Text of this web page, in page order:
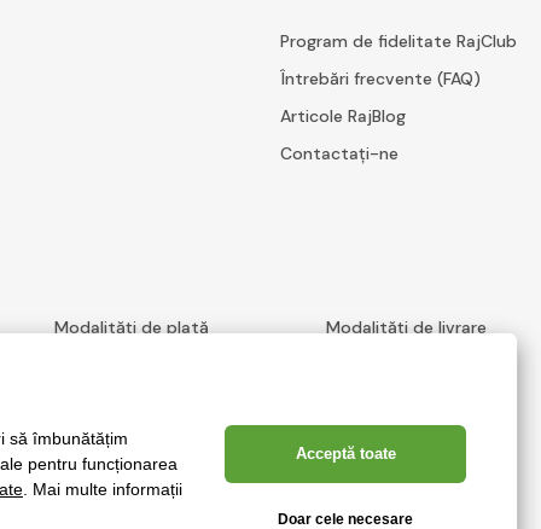
Program de fidelitate RajClub
Întrebări frecvente (FAQ)
Articole RajBlog
Contactați-ne
Modalități de plată Modalități de livrare